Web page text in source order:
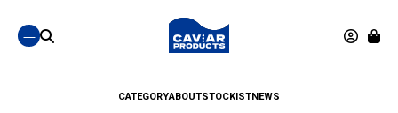
CATEGORYABOUTSTOCKISTNEWS